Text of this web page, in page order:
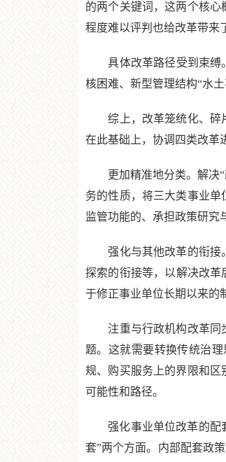
的两个关键词，这两个核
程度难以评判也给改革带来
具体改革路径受到束缚。
核困难、新型管理结构“水
综上，改革笼统化、碎片
在此基础上，协调四类改革
更加精准地分类。解决“
务的性质，将三大类事业
监管功能的、承担政策研究
强化与其他改革的衔接。
探索的衔接等，以解决改革
于修正事业单位长期以来的
注重与行政机构改革同步
题。这就需要转换传统治
规、购买服务上的界限和
可能性和路径。
强化事业单位改革的配套
套”两个方面。内部配套政